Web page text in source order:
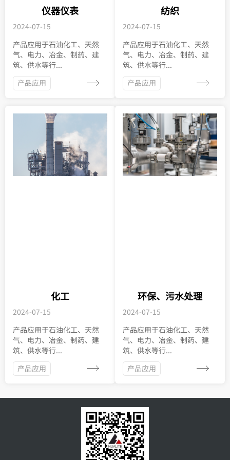
仪器仪表
2024-07-15
产品应用于石油化工、天然
气、电力、冶金、制药、建
筑、供水等行...
产品应用
纺织
2024-07-15
产品应用于石油化工、天然
气、电力、冶金、制药、建
筑、供水等行...
产品应用
化工
2024-07-15
产品应用于石油化工、天然
气、电力、冶金、制药、建
筑、供水等行...
产品应用
环保、污水处理
2024-07-15
产品应用于石油化工、天然
气、电力、冶金、制药、建
筑、供水等行...
产品应用